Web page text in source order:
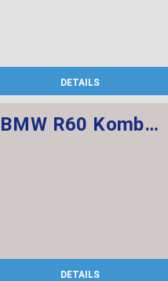
DETAILS
BMW R60 Kombischalter links L=520
DETAILS